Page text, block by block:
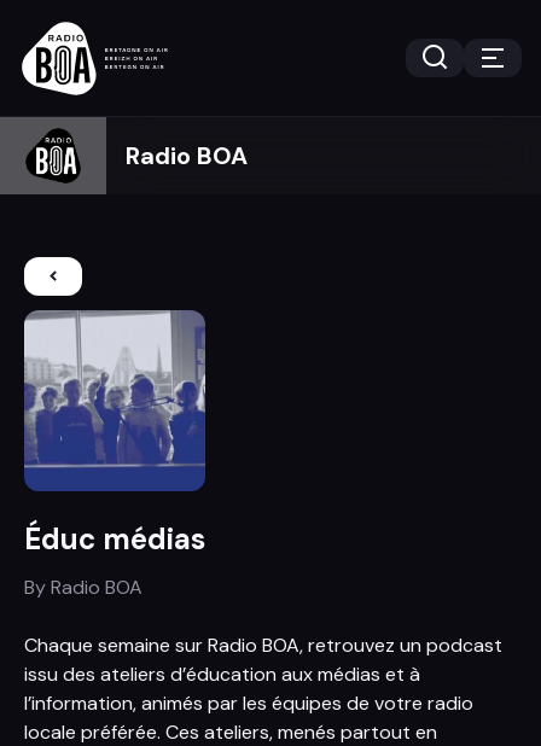
Radio BOA
Éduc médias
ByRadio BOA
Chaque semaine sur Radio BOA, retrouvez un podcast
issu des ateliers d’éducation aux médias et à
l’information, animés par les équipes de votre radio
locale préférée. Ces ateliers, menés partout en